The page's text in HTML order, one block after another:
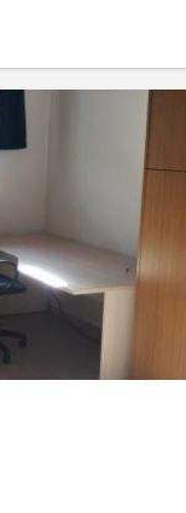
KV 1905
la-Neuve Beau
à louer Parfait
charges 100 euros
chauffage,
carrelé, cuisine...